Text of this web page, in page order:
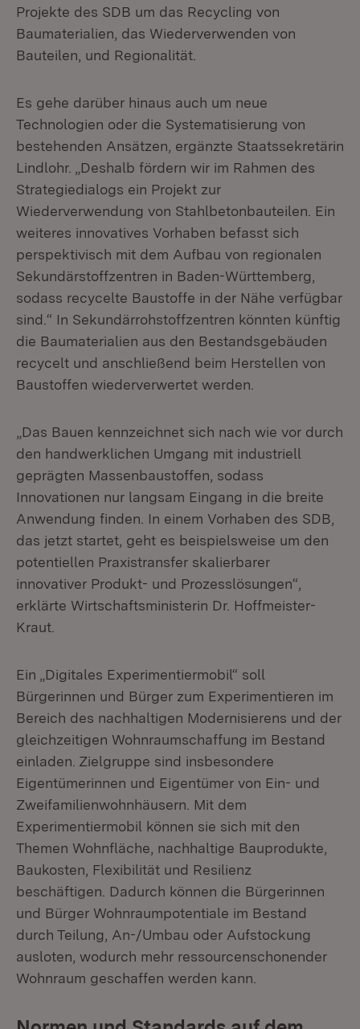
Projekte des SDB um das Recycling von
Baumaterialien, das Wiederverwenden von
Bauteilen, und Regionalität.
Es gehe darüber hinaus auch um neue
Technologien oder die Systematisierung von
bestehenden Ansätzen, ergänzte Staatssekretärin
Lindlohr. „Deshalb fördern wir im Rahmen des
Strategiedialogs ein Projekt zur
Wiederverwendung von Stahlbetonbauteilen. Ein
weiteres innovatives Vorhaben befasst sich
perspektivisch mit dem Aufbau von regionalen
Sekundärstoffzentren in Baden-Württemberg,
sodass recycelte Baustoffe in der Nähe verfügbar
sind.“ In Sekundärrohstoffzentren könnten künftig
die Baumaterialien aus den Bestandsgebäuden
recycelt und anschließend beim Herstellen von
Baustoffen wiederverwertet werden.
„Das Bauen kennzeichnet sich nach wie vor durch
den handwerklichen Umgang mit industriell
geprägten Massenbaustoffen, sodass
Innovationen nur langsam Eingang in die breite
Anwendung finden. In einem Vorhaben des SDB,
das jetzt startet, geht es beispielsweise um den
potentiellen Praxistransfer skalierbarer
innovativer Produkt- und Prozesslösungen“,
erklärte Wirtschaftsministerin Dr. Hoffmeister-
Kraut.
Ein „Digitales Experimentiermobil“ soll
Bürgerinnen und Bürger zum Experimentieren im
Bereich des nachhaltigen Modernisierens und der
gleichzeitigen Wohnraumschaffung im Bestand
einladen. Zielgruppe sind insbesondere
Eigentümerinnen und Eigentümer von Ein- und
Zweifamilienwohnhäusern. Mit dem
Experimentiermobil können sie sich mit den
Themen Wohnfläche, nachhaltige Bauprodukte,
Baukosten, Flexibilität und Resilienz
beschäftigen. Dadurch können die Bürgerinnen
und Bürger Wohnraumpotentiale im Bestand
durch Teilung, An-/Umbau oder Aufstockung
ausloten, wodurch mehr ressourcenschonender
Wohnraum geschaffen werden kann.